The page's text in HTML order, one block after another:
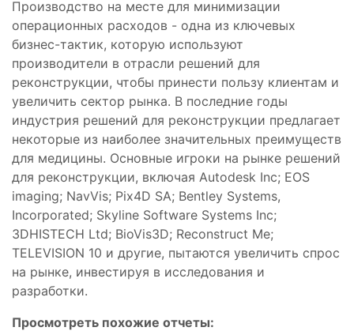
Производство на месте для минимизации
операционных расходов - одна из ключевых
бизнес-тактик, которую используют
производители в отрасли решений для
реконструкции, чтобы принести пользу клиентам и
увеличить сектор рынка. В последние годы
индустрия решений для реконструкции предлагает
некоторые из наиболее значительных преимуществ
для медицины. Основные игроки на рынке решений
для реконструкции, включая Autodesk Inc; EOS
imaging; NavVis; Pix4D SA; Bentley Systems,
Incorporated; Skyline Software Systems Inc;
3DHISTECH Ltd; BioVis3D; Reconstruct Me;
TELEVISION 10 и другие, пытаются увеличить спрос
на рынке, инвестируя в исследования и
разработки.
Просмотреть похожие отчеты: